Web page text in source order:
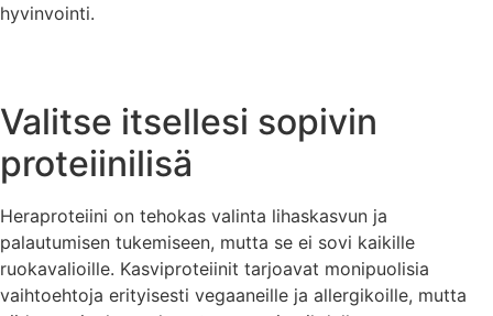
hyvinvointi.
Valitse itsellesi sopivin
proteiinilisä
Heraproteiini on tehokas valinta lihaskasvun ja
palautumisen tukemiseen, mutta se ei sovi kaikille
ruokavalioille. Kasviproteiinit tarjoavat monipuolisia
vaihtoehtoja erityisesti vegaaneille ja allergikoille, mutta